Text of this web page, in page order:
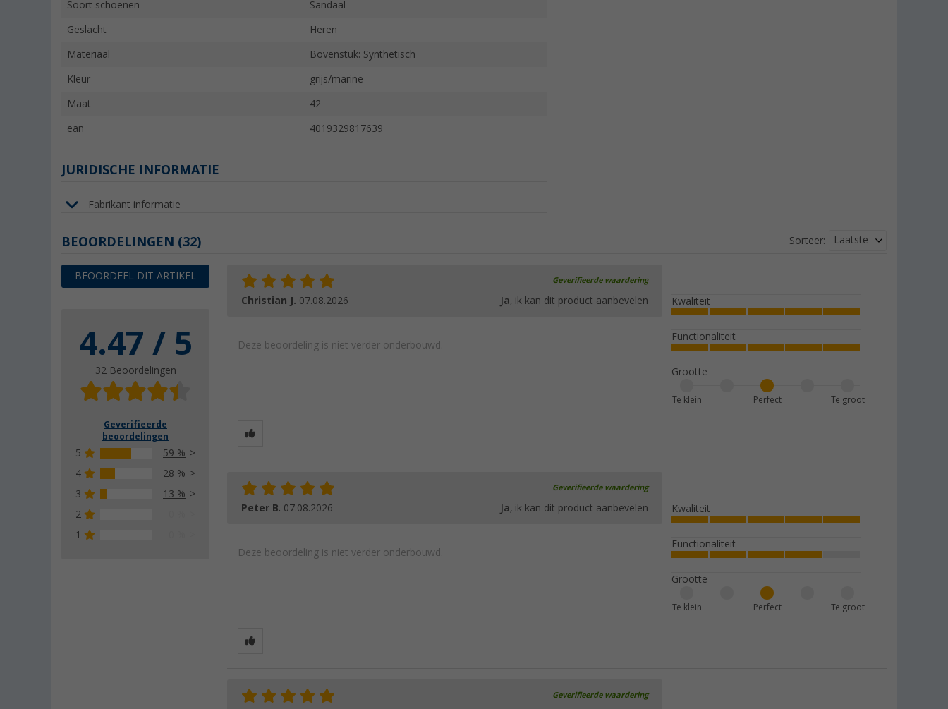
Soort schoenen Sandaal
Geslacht Heren
Materiaal Bovenstuk: Synthetisch
Kleur grijs/marine
Maat 42
ean 4019329817639
JURIDISCHE INFORMATIE
Fabrikant informatie
BEOORDELINGEN (32)
BEOORDEEL DIT ARTIKEL
4.47 / 5
32 Beoordelingen
Geverifieerde
beoordelingen
5
59 %
4
28 %
3
13 %
2
1
Sorteer: Laatste
Geverifieerde waardering
Christian J. 07.08.2026 Ja, ik kan dit product aanbevelen
Deze beoordeling is niet verder onderbouwd.
Kwaliteit
Functionaliteit
Grootte
Te groot
Perfect
Te klein
Geverifieerde waardering
Peter B. 07.08.2026 Ja, ik kan dit product aanbevelen
Deze beoordeling is niet verder onderbouwd.
Kwaliteit
Functionaliteit
Grootte
Te groot
Perfect
Te klein
Geverifieerde waardering